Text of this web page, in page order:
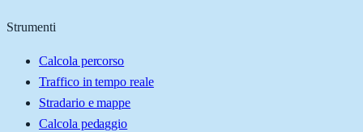
Strumenti
Calcola percorso
Traffico in tempo reale
Stradario e mappe
Calcola pedaggio